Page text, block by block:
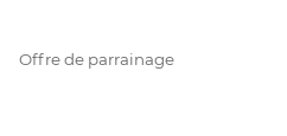
Offre de parrainage